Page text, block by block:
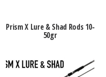
Prism X Lure & Shad Rods 10-
50gr